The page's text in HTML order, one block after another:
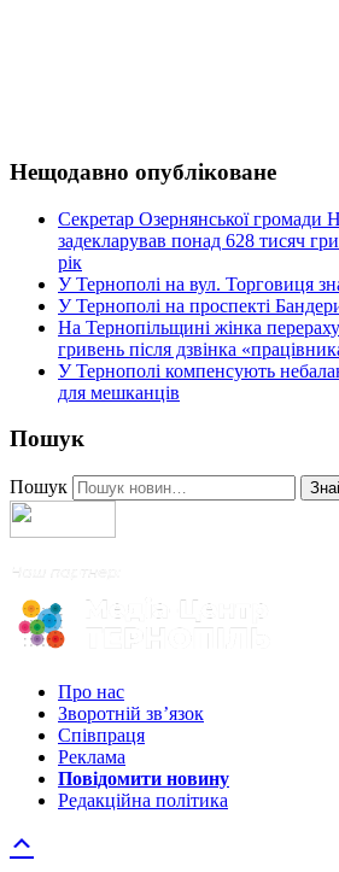
Нещодавно опубліковане
Секретар Озернянської громади
задекларував понад 628 тисяч
рік
У Тернополі на вул. Торговиця
У Тернополі на проспекті
На Тернопільщині жінка
гривень після дзвінка
У Тернополі компенсують
для мешканців
Пошук
Пошук
Про нас
Зворотній зв’язок
Співпраця
Реклама
Повідомити новину
Редакційна політика